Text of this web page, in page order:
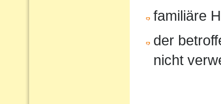
familiäre
der
nicht